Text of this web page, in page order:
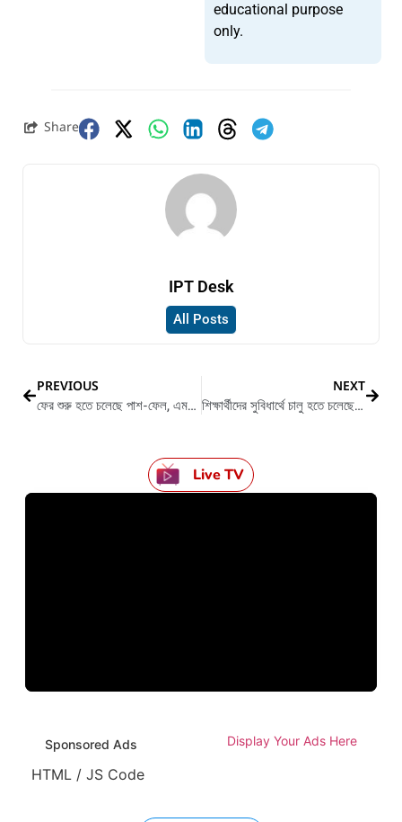
educational purpose
only.
Share
IPT Desk
All Posts
PREVIOUS
ফের শুরু হতে চলেছে পাশ-ফেল, এমনই ইঙ্গিত বিজেপি নেতার
NEXT
শিক্ষার্থীদের সুবিধার্থে চালু হতে চলেছে ‘স্কুল ব্যাগ পলিসি ২০২০’
Live TV
Sponsored Ads Display Your Ads Here
HTML / JS Code